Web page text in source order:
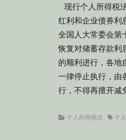
现行个人所得税
红利和企业债券利
全国人大常委会第
恢复对储蓄存款利
的顺利进行，各地
一律停止执行，由
行，不得再擅开减
Categories
个人所得税法 Tags
个